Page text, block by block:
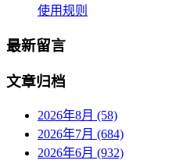
使用规则
最新留言
文章归档
2026年8月 (58)
2026年7月 (684)
2026年6月 (932)